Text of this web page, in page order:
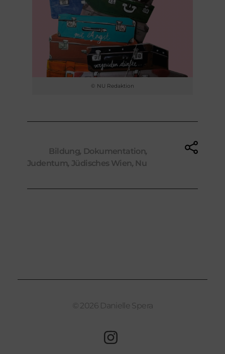
© NU Redaktion
Bildung, Dokumentation,
Judentum, Jüdisches Wien, Nu
© 2026 Danielle Spera